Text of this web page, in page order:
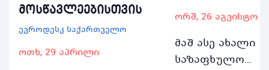
მოსწავლეებისთვის
ევროდესკ საქართველო
ოთხ, 29 აპრილი
ორშ, 26 აგვისტო
მაშ ასე ახალი
საზაფხულო